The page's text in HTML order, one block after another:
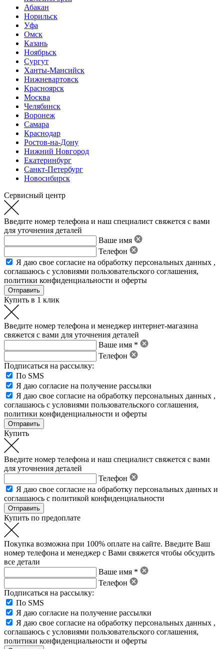
Абакан
Норильск
Уфа
Омск
Казань
Ноябрьск
Сургут
Ханты-Мансийск
Нижневартовск
Красноярск
Москва
Челябинск
Воронеж
Самара
Краснодар
Ростов-на-Дону
Нижний Новгород
Екатеринбург
Санкт-Петербург
Новосибирск
Сервисный центр
Введите номер телефона и наш специалист свяжется с вами
для уточнения деталей
Ваше имя
Телефон
Я даю свое согласие на обработку персональных данных ,
соглашаюсь с условиями пользовательского соглашения,
политики конфиденциальности и оферты
Купить в 1 клик
Введите номер телефона и менеджер интернет-магазина
свяжется с вами для уточнения деталей
Ваше имя *
Телефон
Подписаться на рассылку:
По SMS
Я даю согласие на получение рассылки
Я даю свое согласие на обработку персональных данных ,
соглашаюсь с условиями пользовательского соглашения,
политики конфиденциальности и оферты
Купить
Введите номер телефона и наш специалист свяжется с вами
для уточнения деталей
Телефон
Я даю свое согласие на обработку персональных данных и
соглашаюсь с политикой конфиденциальности
Купить по предоплате
Покупка возможна при 100% оплате на сайте. Введите Ваш
номер телефона и менеджер с Вами свяжется чтобы обсудить
все детали
Ваше имя *
Телефон
Подписаться на рассылку:
По SMS
Я даю согласие на получение рассылки
Я даю свое согласие на обработку персональных данных ,
соглашаюсь с условиями пользовательского соглашения,
политики конфиденциальности и оферты